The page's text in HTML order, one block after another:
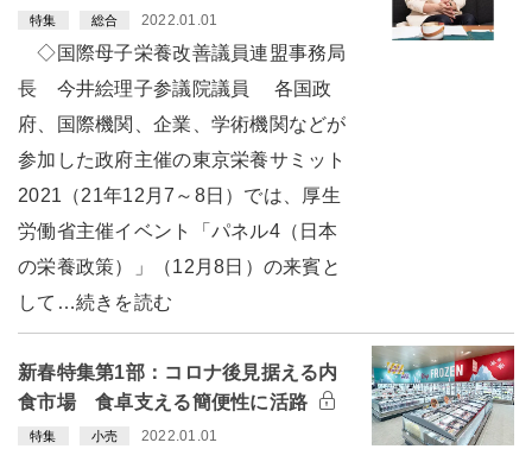
特集 総合 2022.01.01
◇国際母子栄養改善議員連盟事務局
長 今井絵理子参議院議員 各国政
府、国際機関、企業、学術機関などが
参加した政府主催の東京栄養サミット
2021（21年12月7～8日）では、厚生
労働省主催イベント「パネル4（日本
の栄養政策）」（12月8日）の来賓と
して…続きを読む
新春特集第1部：コロナ後見据える内
食市場 食卓支える簡便性に活路
特集 小売 2022.01.01